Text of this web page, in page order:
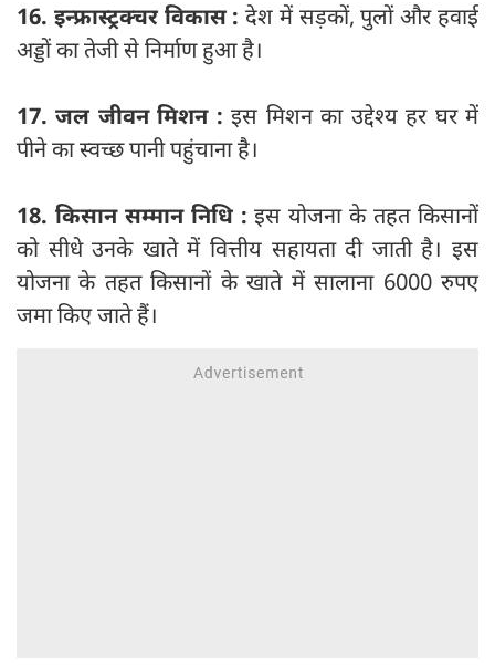
16. इन्फ्रास्ट्रक्चर विकास :देश में सड़कों, पुलों और हवाई
अड्डों का तेजी से निर्माण हुआ है।
17. जल जीवन मिशन :इस मिशन का उद्देश्य हर घर में
पीने का स्वच्छ पानी पहुंचाना है।
18. किसान सम्मान निधि :इस योजना के तहत किसानों
को सीधे उनके खाते में वित्तीय सहायता दी जाती है। इस
योजना के तहत किसानों के खाते में सालाना 6000 रुपए
जमा किए जाते हैं।